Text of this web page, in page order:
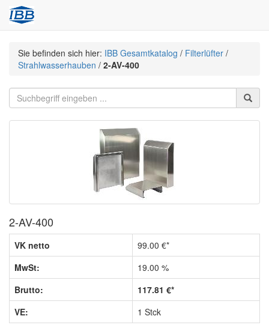
Sie befinden sich hier: IBB Gesamtkatalog / Filterlüfter /
Strahlwasserhauben / 2-AV-400
2-AV-400
VK netto
99.00 €*
MwSt:
19.00 %
Brutto:
117.81 €*
VE:
1 Stck